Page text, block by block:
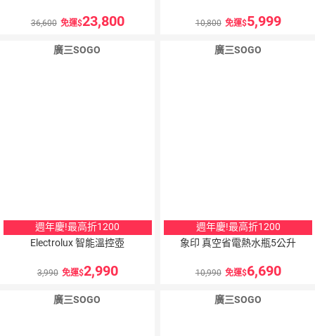
36,600 免運 23,800 10,800 免運 5,999
廣三SOGO
週年慶!最高折1200
Electrolux 智能溫控壺
3,990 免運 2,990
廣三SOGO
週年慶!最高折1200
象印 真空省電熱水瓶5公升
10,990 免運 6,690
廣三SOGO 廣三SOGO